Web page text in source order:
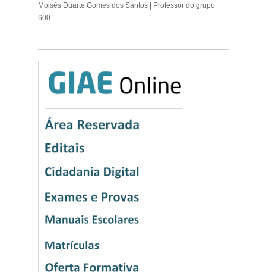
Moisés Duarte Gomes dos Santos | Professor do grupo
600